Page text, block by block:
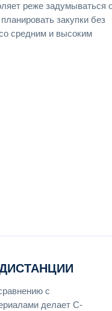
реже задумываться
закупки без
средним и высоким
с
делает C-